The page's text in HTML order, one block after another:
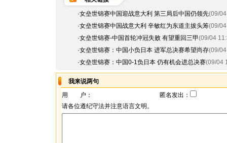
·女垒世锦赛中国迎战意大利 第三局后中国仍领先(09/
·女垒世锦赛中国战意大利 辛敏红为东道主拔头筹(09/
·女垒世锦赛-中国首轮冲冠失败 有望重回三甲(09/04
·女垒世锦赛：中国小负日本 进军总决赛希望尚存(09/
·女垒世锦赛：中国0-1负日本 仍有机会进总决赛(09/04
我来说两句
用 户：
匿名发出：
请各位遵纪守法并注意语言文明。